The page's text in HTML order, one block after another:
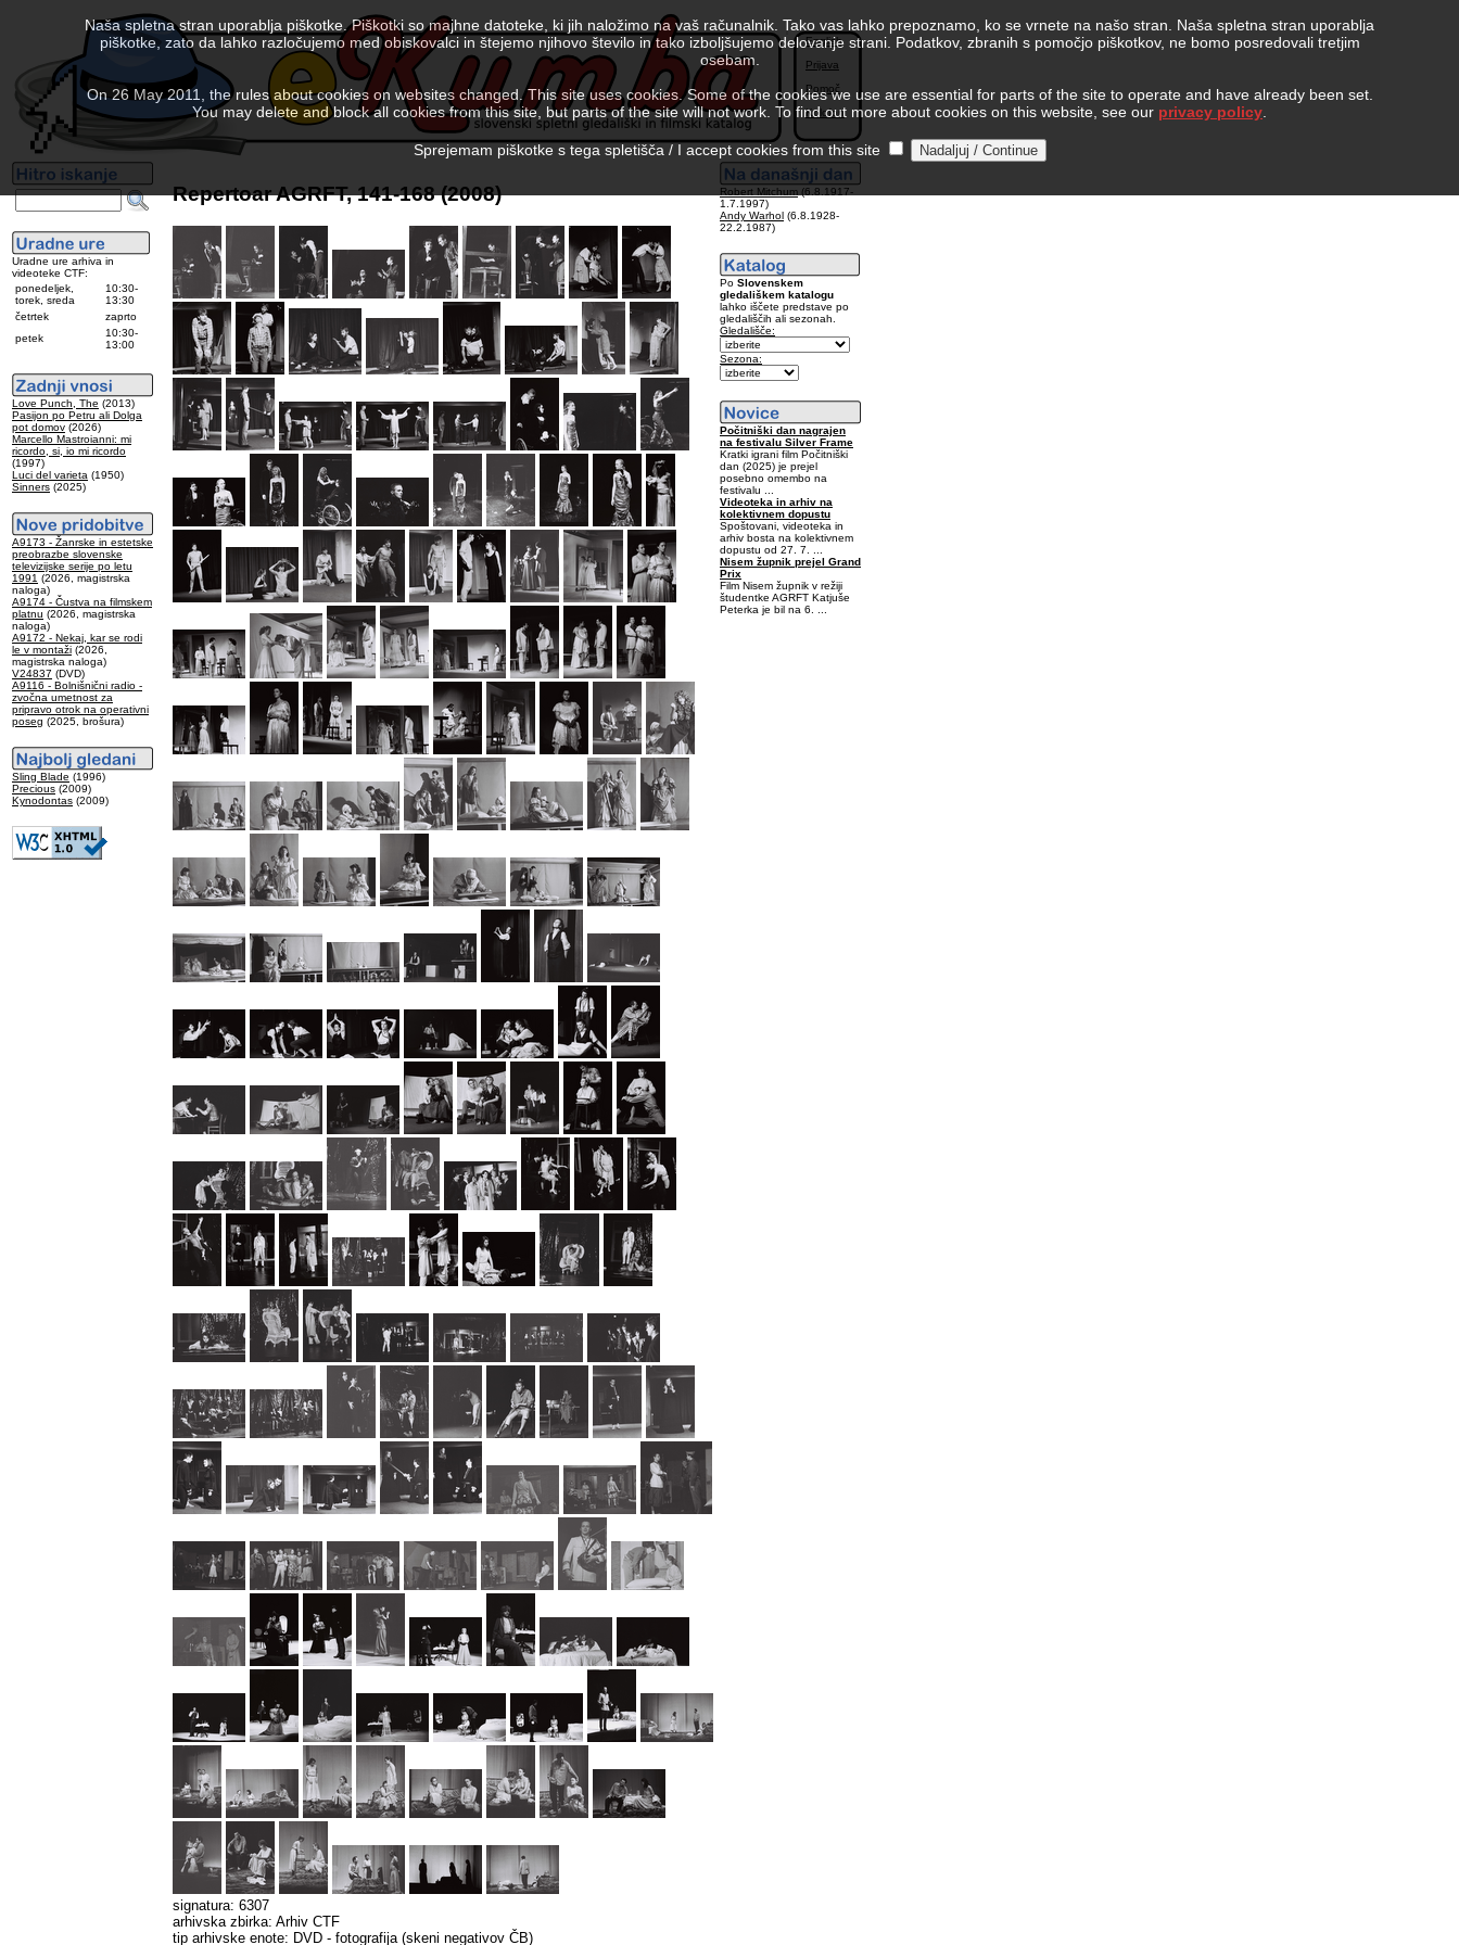
English
Prijava
Pomoč
Kolofon
Uradne ure arhiva in
videoteke CTF:
ponedeljek,
torek, sreda
10:30-
13:30
četrtek
zaprto
petek
10:30-
13:00
Love Punch, The (2013)
Pasijon po Petru ali Dolga
pot domov (2026)
Marcello Mastroianni: mi
ricordo, si, io mi ricordo
(1997)
Luci del varieta (1950)
Sinners (2025)
A9173 - Žanrske in estetske
preobrazbe slovenske
televizijske serije po letu
1991 (2026, magistrska
naloga)
A9174 - Čustva na filmskem
platnu (2026, magistrska
naloga)
A9172 - Nekaj, kar se rodi
le v montaži (2026,
magistrska naloga)
V24837 (DVD)
A9116 - Bolnišnični radio -
zvočna umetnost za
pripravo otrok na operativni
poseg (2025, brošura)
Sling Blade (1996)
Precious (2009)
Kynodontas (2009)
Repertoar AGRFT, 141-168 (2008)
signatura: 6307
arhivska zbirka: Arhiv CTF
tip arhivske enote: DVD - fotografija (skeni negativov ČB)
Robert Mitchum (6.8.1917-
1.7.1997)
Andy Warhol (6.8.1928-
22.2.1987)
Po Slovenskem
gledališkem katalogu
lahko iščete predstave po
gledališčih ali sezonah.
Gledališče:
Sezona:
Počitniški dan nagrajen
na festivalu Silver Frame
Kratki igrani film Počitniški
dan (2025) je prejel
posebno omembo na
festivalu ...
Videoteka in arhiv na
kolektivnem dopustu
Spoštovani, videoteka in
arhiv bosta na kolektivnem
dopustu od 27. 7. ...
Nisem župnik prejel Grand
Prix
Film Nisem župnik v režiji
študentke AGRFT Katjuše
Peterka je bil na 6. ...
Naša spletna stran uporablja piškotke. Piškotki so majhne datoteke, ki jih naložimo na vaš računalnik. Tako vas lahko prepoznamo, ko se vrnete na našo stran. Naša spletna stran uporablja
piškotke, zato da lahko razločujemo med obiskovalci in štejemo njihovo število in tako izboljšujemo delovanje strani. Podatkov, zbranih s pomočjo piškotkov, ne bomo posredovali tretjim
osebam.
On 26 May 2011, the rules about cookies on websites changed. This site uses cookies. Some of the cookies we use are essential for parts of the site to operate and have already been set.
You may delete and block all cookies from this site, but parts of the site will not work. To find out more about cookies on this website, see our privacy policy
Sprejemam piškotke s tega spletišča / I accept cookies from this site